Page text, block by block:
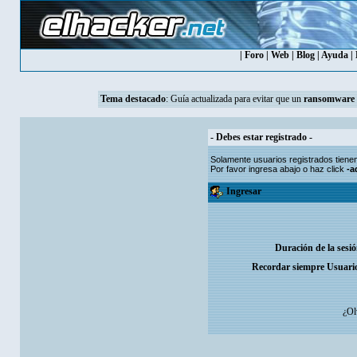
Foro Web Blog Ayuda
Tema destacado: Guía actualizada para evitar que un ransomware
- Debes estar registrado -
Solamente usuariosregistrados
Por favor ingresa abajo o haz click-
Ingresar
Duración de la
Recordar siempre